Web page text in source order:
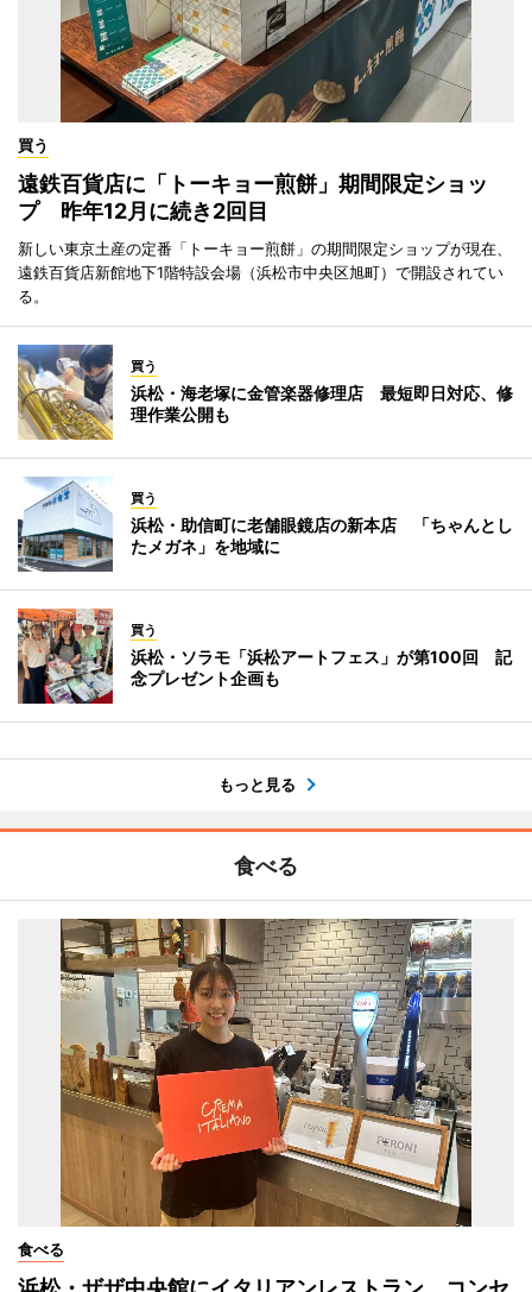
買う
遠鉄百貨店に「トーキョー煎餅」期間限定ショッ
プ 昨年12月に続き2回目
新しい東京土産の定番「トーキョー煎餅」の期間限定ショップが現在、
遠鉄百貨店新館地下1階特設会場（浜松市中央区旭町）で開設されてい
る。
買う
浜松・海老塚に金管楽器修理店 最短即日対応、修
理作業公開も
買う
浜松・助信町に老舗眼鏡店の新本店 「ちゃんとし
たメガネ」を地域に
買う
浜松・ソラモ「浜松アートフェス」が第100回 記
念プレゼント企画も
もっと見る
食べる
食べる